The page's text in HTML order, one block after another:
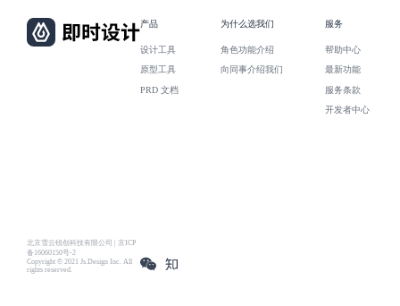
北京雪云锐创科技有限公司 | 京ICP
备16060150号-2
Copyright © 2021 Js.Design Inc. All
rights reserved.
产品
设计工具
原型工具
PRD 文档
为什么选我们
角色功能介绍
向同事介绍我们
服务
帮助中心
最新功能
服务条款
开发者中心